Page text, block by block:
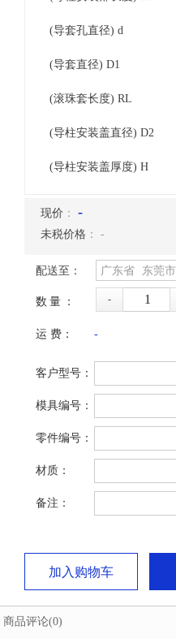
(导套孔直径) d
(导套直径) D1
(滚珠套长度) RL
(导柱安装盖直径) D2
(导柱安装盖厚度) H
现价 ： -
未税价格 ： -
配送至： 广东省 东莞市
数量： -
运 费： -
客户型号：
模具编号：
零件编号：
材质：
备注：
加入购物车
商品评论(0)